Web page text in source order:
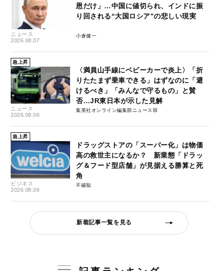
ニュース
2026.08.07
恩だけ」…中国に値切られ、インドに振
り回される“大国ロシア”の悲しい現実
小倉健一
急上昇
ニュース
2026.08.06
〈満員山手線にベビーカーで炎上〉「折
りたたまず乗車できる」はずなのに「避
けるべき」「みんなで守るもの」と賛
否…JR東日本が示した見解
集英社オンライン編集部ニュース班
急上昇
ビジネス
2026.08.06
ドラッグストアの「スーパー化」は物価
高の救世主になるか？ 新業態「ドラッ
グ＆フード型店舗」が見据える勝算と死
角
不破聡
新着記事一覧を見る